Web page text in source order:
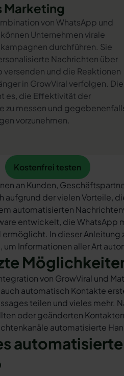
Marketing
von WhatsApp und
Unternehmen virale
durchführen. Sie
Nachrichten über
versenden und die Reaktionen
in GrowViral verfolgen.
es, die Effektivität der
zu messen und
vorzunehmen.
Kostenfrei testen
Kostenfrei testen
an Kunden,
aufgrund der vielen Vorteile,
automatisierten
entwickelt, die WhatsApp
In dieser Anleitung
um Informationen aller Art
von GrowViral und
automatisch Kontakte
teilen und vieles mehr.
oder geänderten
automatisierte